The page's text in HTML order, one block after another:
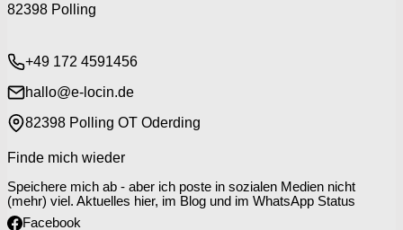
82398 Polling
+49 172 4591456
hallo@e-locin.de
82398 Polling OT Oderding
Finde mich wieder
Speichere mich ab - aber ich poste in sozialen Medien nicht
(mehr) viel. Aktuelles hier, im Blog und im WhatsApp Status
Facebook